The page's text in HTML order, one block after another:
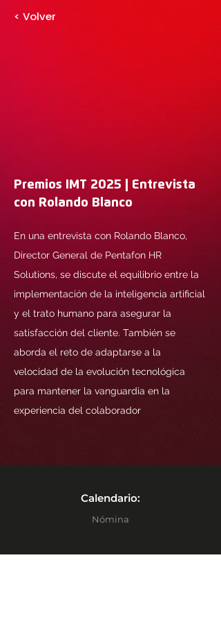
< Volver
Premios IMT 2025 | Entrevista
con Rolando Blanco
En una entrevista con Rolando Blanco,
Director General de Pentafon HR
Solutions, se discute el equilibrio entre la
implementación de la inteligencia artificial
y el trato humano para asegurar la
satisfacción del cliente. También se
aborda el reto de adaptarse a la
velocidad de la evolución tecnológica
para mantener la vanguardia en la
experiencia del colaborador
Calendario:
Nómina